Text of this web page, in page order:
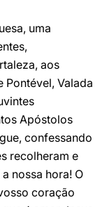
uma
aos
Pontével, Valada
Apóstolos
confessando
recolheram e
nossa hora! O
coração